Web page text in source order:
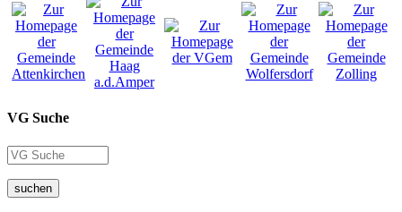
VG Suche
suchen